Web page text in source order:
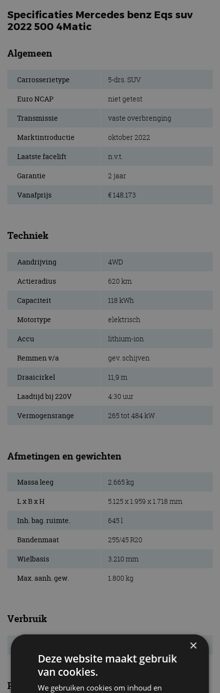
Specificaties Mercedes benz Eqs suv
2022 500 4Matic
Algemeen
Carrosserietype 5-drs. SUV
Euro NCAP niet getest
Transmissie vaste overbrenging
Marktintroductie oktober 2022
Laatste facelift n.v.t.
Garantie 2 jaar
Vanafprijs € 148.173
Techniek
Aandrijving 4WD
Actieradius 620 km
Capaciteit 118 kWh
Motortype elektrisch
Accu lithium-ion
Remmen v/a gev. schijven
Draaicirkel 11,9 m
Laadtijd bij 220V 4:30 uur
Vermogensrange 265 tot 484 kW
Afmetingen en gewichten
Massa leeg 2.665 kg
L x B x H 5.125 x 1.959 x 1.718 mm
Inh. bag. ruimte. 645 l
Bandenmaat 255/45 R20
Wielbasis 3.210 mm
Max. aanh. gew. 1.800 kg
Verbruik
Prestaties
×
Deze website maakt gebruik
van cookies.
We gebruiken cookies om inhoud en